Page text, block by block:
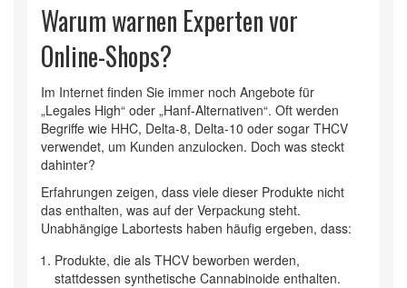
Warum warnen Experten vor
Online-Shops?
Im Internet finden Sie immer noch Angebote für
„Legales High“ oder „Hanf-Alternativen“. Oft werden
Begriffe wie HHC, Delta-8, Delta-10 oder sogar THCV
verwendet, um Kunden anzulocken. Doch was steckt
dahinter?
Erfahrungen zeigen, dass viele dieser Produkte nicht
das enthalten, was auf der Verpackung steht.
Unabhängige Labortests haben häufig ergeben, dass:
Produkte, die als THCV beworben werden,
stattdessen synthetische Cannabinoide enthalten.